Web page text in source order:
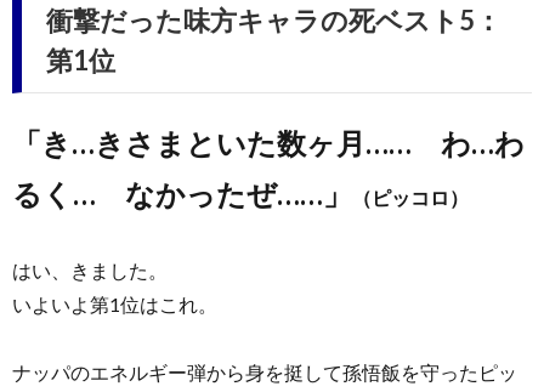
衝撃だった味方キャラの死ベスト5：
第1位
「き…きさまといた数ヶ月…… わ…わ
るく… なかったぜ……」
（ピッコロ）
はい、きました。
いよいよ第1位はこれ。
ナッパのエネルギー弾から身を挺して孫悟飯を守ったピッ